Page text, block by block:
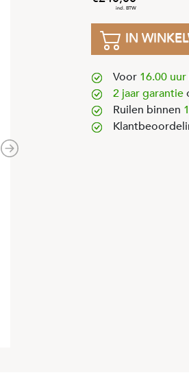
Next
IN
Voor 16.00
2 jaar garantie
Ruilen binnen